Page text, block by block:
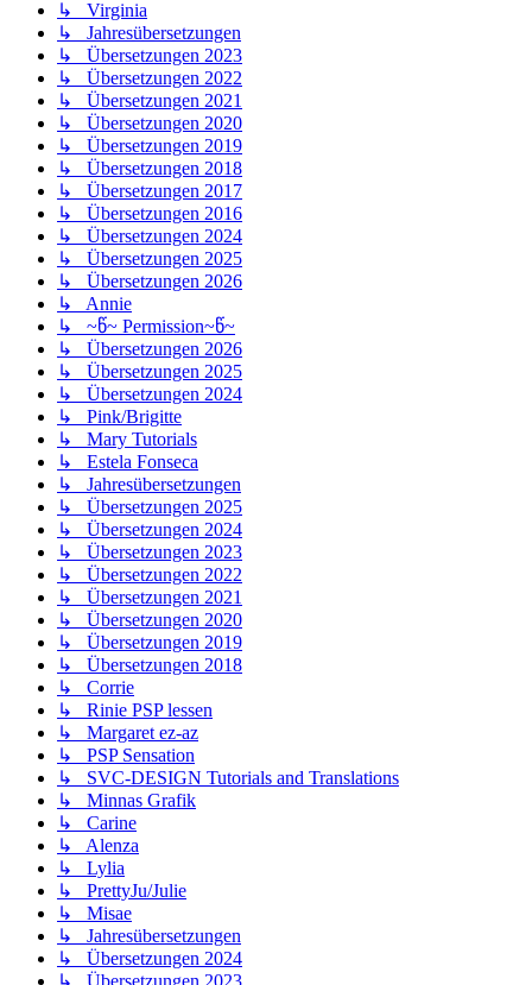
↳ Virginia
↳ Jahresübersetzungen
↳ Übersetzungen 2023
↳ Übersetzungen 2022
↳ Übersetzungen 2021
↳ Übersetzungen 2020
↳ Übersetzungen 2019
↳ Übersetzungen 2018
↳ Übersetzungen 2017
↳ Übersetzungen 2016
↳ Übersetzungen 2024
↳ Übersetzungen 2025
↳ Übersetzungen 2026
↳ Annie
↳ ~წ~ Permission~წ~
↳ Übersetzungen 2026
↳ Übersetzungen 2025
↳ Übersetzungen 2024
↳ Pink/Brigitte
↳ Mary Tutorials
↳ Estela Fonseca
↳ Jahresübersetzungen
↳ Übersetzungen 2025
↳ Übersetzungen 2024
↳ Übersetzungen 2023
↳ Übersetzungen 2022
↳ Übersetzungen 2021
↳ Übersetzungen 2020
↳ Übersetzungen 2019
↳ Übersetzungen 2018
↳ Corrie
↳ Rinie PSP lessen
↳ Margaret ez-az
↳ PSP Sensation
↳ SVC-DESIGN Tutorials and Translations
↳ Minnas Grafik
↳ Carine
↳ Alenza
↳ Lylia
↳ PrettyJu/Julie
↳ Misae
↳ Jahresübersetzungen
↳ Übersetzungen 2024
↳ Übersetzungen 2023